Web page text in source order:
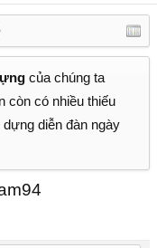
của chúng ta
còn có nhiều thiếu
diễn đàn ngày